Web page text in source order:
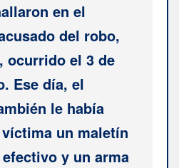
en el
del robo,
ocurrido el 3 de
Ese día, el
le había
un maletín
y un arma